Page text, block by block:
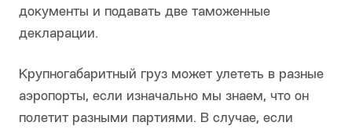
документы и подавать две таможенные
декларации.
Крупногабаритный груз может улететь в разные
аэропорты, если изначально мы знаем, что он
полетит разными партиями. В случае, если